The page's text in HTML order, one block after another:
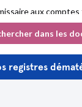
aux
unique
Ancien siège : 14
Paris
dans les
registres